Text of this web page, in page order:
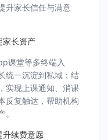
升家长信任与满意
家长资产
课堂等多终端入
统一沉淀到私域；结
实现上课通知、消课
反复触达，帮助机构
升续费意愿